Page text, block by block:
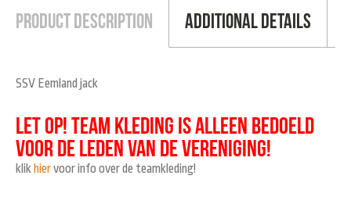
Product Description Additional Details
SSV Eemland jack
LET OP! team kleding is alleen bedoeld
voor de leden van de vereniging!
klik hiervoor info over de teamkleding!